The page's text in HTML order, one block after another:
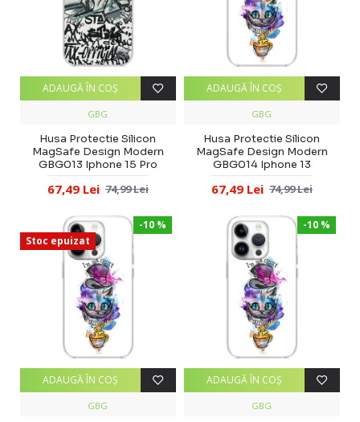
GBG
Husa Protectie Silicon
MagSafe Design Modern
GBG013 Iphone 15 Pro
67,49 Lei 74,99 Lei
ADAUGĂ ÎN COŞ
GBG
Husa Protectie Silicon
MagSafe Design Modern
GBG014 Iphone 13
67,49 Lei 74,99 Lei
ADAUGĂ ÎN COŞ
-10 %
Stoc epuizat
GBG
ADAUGĂ ÎN COŞ
-10 %
GBG
ADAUGĂ ÎN COŞ